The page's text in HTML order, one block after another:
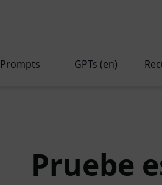
Prompts GPTs (en)
Pruebe